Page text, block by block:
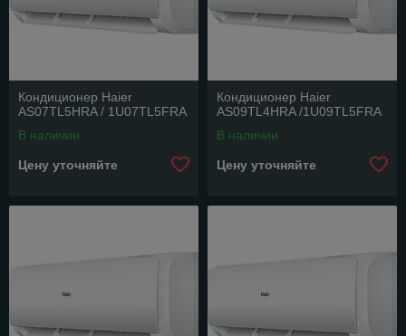
Кондиционер Haier
AS07TL5HRA / 1U07TL5FRA
В наличии
Цену уточняйте
Кондиционер Haier
AS09TL4HRA /1U09TL5FRA
В наличии
Цену уточняйте